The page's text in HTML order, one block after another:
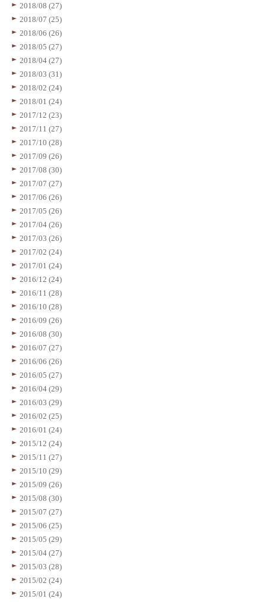
2018/08 (27)
2018/07 (25)
2018/06 (26)
2018/05 (27)
2018/04 (27)
2018/03 (31)
2018/02 (24)
2018/01 (24)
2017/12 (23)
2017/11 (27)
2017/10 (28)
2017/09 (26)
2017/08 (30)
2017/07 (27)
2017/06 (26)
2017/05 (26)
2017/04 (26)
2017/03 (26)
2017/02 (24)
2017/01 (24)
2016/12 (24)
2016/11 (28)
2016/10 (28)
2016/09 (26)
2016/08 (30)
2016/07 (27)
2016/06 (26)
2016/05 (27)
2016/04 (29)
2016/03 (29)
2016/02 (25)
2016/01 (24)
2015/12 (24)
2015/11 (27)
2015/10 (29)
2015/09 (26)
2015/08 (30)
2015/07 (27)
2015/06 (25)
2015/05 (29)
2015/04 (27)
2015/03 (28)
2015/02 (24)
2015/01 (24)